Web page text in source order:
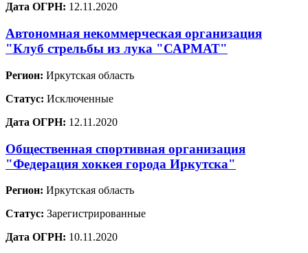
Дата ОГРН: 12.11.2020
Автономная некоммерческая организация
"Клуб стрельбы из лука "САРМАТ"
Регион: Иркутская область
Статус: Исключенные
Дата ОГРН: 12.11.2020
Общественная спортивная организация
"Федерация хоккея города Иркутска"
Регион: Иркутская область
Статус: Зарегистрированные
Дата ОГРН: 10.11.2020